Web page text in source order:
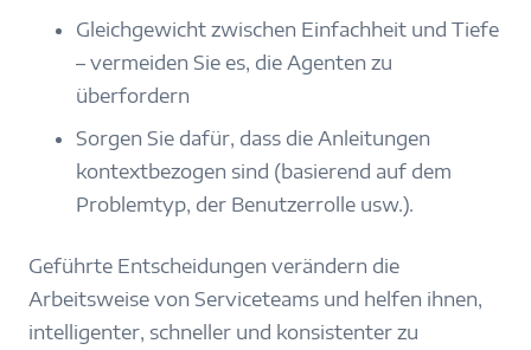
Gleichgewicht zwischen Einfachheit und Tiefe
– vermeiden Sie es, die Agenten zu
überfordern
Sorgen Sie dafür, dass die Anleitungen
kontextbezogen sind (basierend auf dem
Problemtyp, der Benutzerrolle usw.).
Geführte Entscheidungen verändern die
Arbeitsweise von Serviceteams und helfen ihnen,
intelligenter, schneller und konsistenter zu